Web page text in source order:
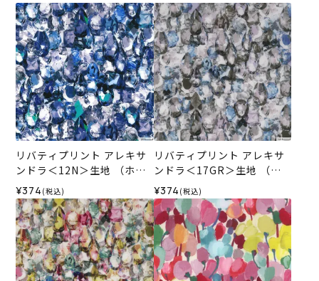
リバティプリント アレキサ
ンドラ＜12N＞生地 （ホビ
ーラホビーレオリジナル）2
025AW
¥374 (税込)
リバティプリント アレキサ
ンドラ＜17GR＞生地 （ホ
ビーラホビーレオリジナ
ル）2026SS
¥374 (税込)